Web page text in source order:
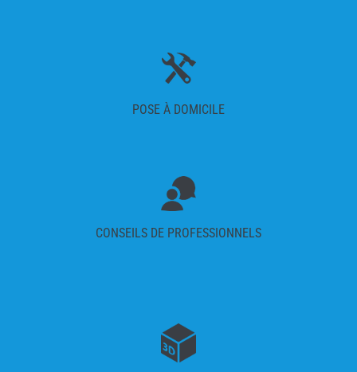
POSE À DOMICILE
CONSEILS DE PROFESSIONNELS